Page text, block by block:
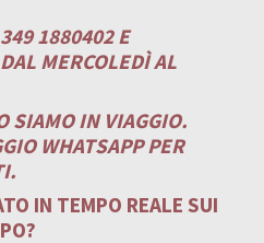
349 1880402 E
MERCOLEDÌ AL
SIAMO IN VIAGGIO.
WHATSAPP PER
IN TEMPO REALE SUI